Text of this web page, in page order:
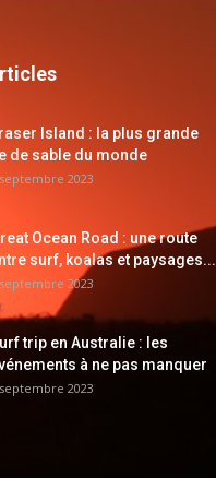
Island : la plus grande
de sable du monde
2023
Ocean Road : une route
surf, koalas et paysages...
2023
trip en Australie : les
à ne pas manquer
2023